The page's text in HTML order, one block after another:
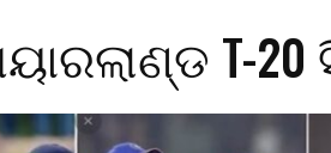
T-20